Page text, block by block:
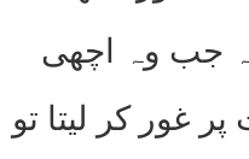
جب وہ اچھی
غور کر لیتا تو